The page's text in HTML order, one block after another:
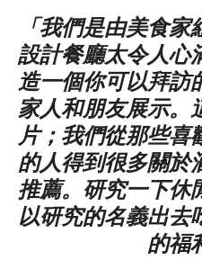
「我們是由美食
設計餐廳太令人心
造一個你可以拜訪
家人和朋友展示。
片；我們從那些喜
的人得到很多關於
推薦。研究一下休
以研究的名義出去
的福